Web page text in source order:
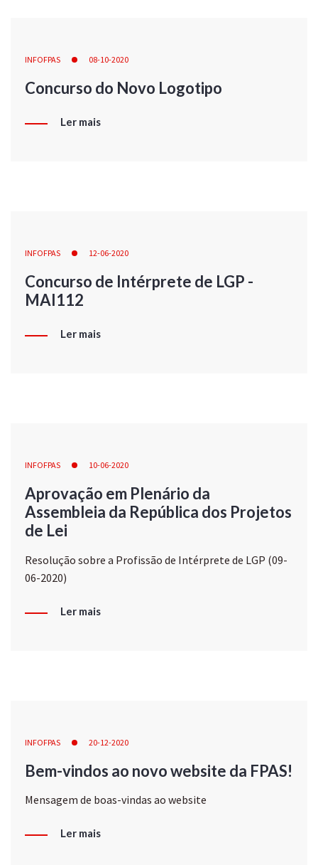
INFOFPAS 08-10-2020
Concurso do Novo Logotipo
Ler mais
INFOFPAS 12-06-2020
Concurso de Intérprete de LGP -
MAI112
Ler mais
INFOFPAS 10-06-2020
Aprovação em Plenário da
Assembleia da República dos Projetos
de Lei
Resolução sobre a Profissão de Intérprete de LGP (09-
06-2020)
Ler mais
INFOFPAS 20-12-2020
Bem-vindos ao novo website da FPAS!
Mensagem de boas-vindas ao website
Ler mais